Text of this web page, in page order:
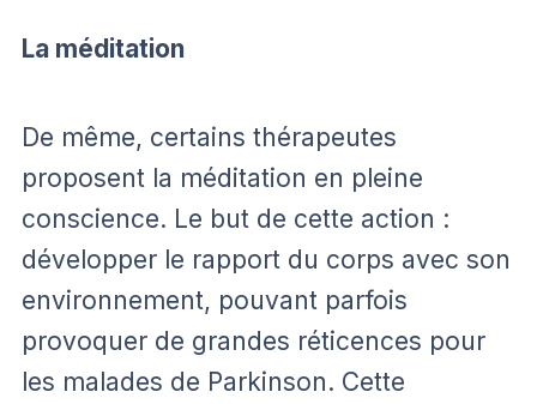
La méditation
De même, certains thérapeutes
proposent la méditation en pleine
conscience. Le but de cette action :
développer le rapport du corps avec son
environnement, pouvant parfois
provoquer de grandes réticences pour
les malades de Parkinson. Cette